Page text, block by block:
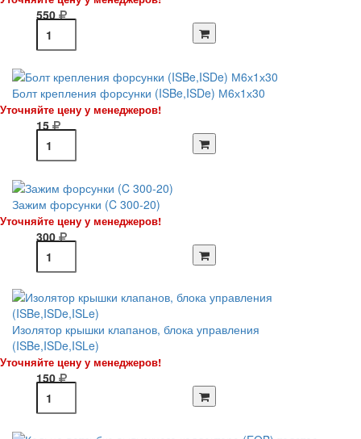
550
Болт крепления форсунки (ISBe,ISDe) М6х1х30
Уточняйте цену у менеджеров!
15
Зажим форсунки (C 300-20)
Уточняйте цену у менеджеров!
300
Изолятор крышки клапанов, блока управления
(ISBe,ISDe,ISLe)
Уточняйте цену у менеджеров!
150